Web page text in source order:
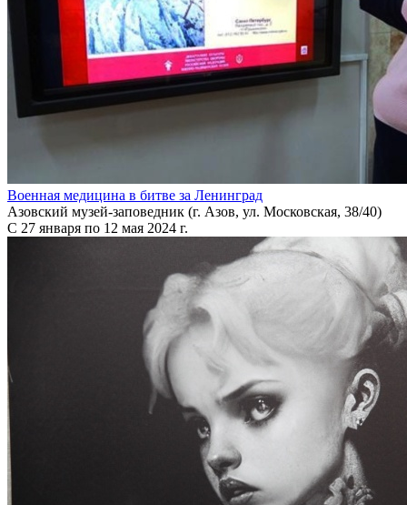
Военная медицина в битве за Ленинград
Азовский музей-заповедник (г. Азов, ул. Московская, 38/40)
С 27 января по 12 мая 2024 г.